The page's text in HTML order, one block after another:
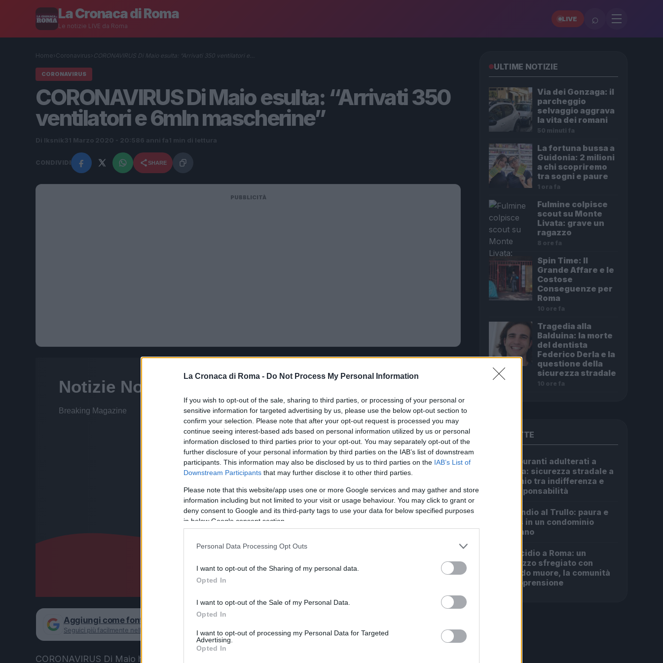
La Cronaca di Roma - Do Not Process My Personal Information
If you wish to opt-out of the sale, sharing to third parties, or processing of your personal or
sensitive information for targeted advertising by us, please use the below opt-out section to
confirm your selection. Please note that after your opt-out request is processed you may
continue seeing interest-based ads based on personal information utilized by us or personal
information disclosed to third parties prior to your opt-out. You may separately opt-out of the
further disclosure of your personal information by third parties on the IAB’s list of downstream
participants. This information may also be disclosed by us to third parties on the IAB’s List of
Downstream Participants that may further disclose it to other third parties.
Please note that this website/app uses one or more Google services and may gather and store
information including but not limited to your visit or usage behaviour. You may click to grant or
deny consent to Google and its third-party tags to use your data for below specified purposes
in below Google consent section.
Personal Data Processing Opt Outs
I want to opt-out of the Sharing of my personal data.
Opted In
I want to opt-out of the Sale of my Personal Data.
Opted In
I want to opt-out of processing my Personal Data for Targeted
Advertising.
Opted In
La Cronaca di Roma
Le notizie LIVE da Roma
LIVE ⌕
Home› Coronavirus› CORONAVIRUS Di Maio esulta: “Arrivati 350 ventilatori e…
CORONAVIRUS
CORONAVIRUS Di Maio esulta: “Arrivati 350
ventilatori e 6mln mascherine”
Di Iksnik31 Marzo 2020 - 20:586 anni fa 1 min di lettura
CONDIVIDI SHARE
PUBBLICITÀ
Aggiungi come fonte preferita su Google
Seguici più facilmente nelle notizie consigliate
CORONAVIRUS Di Maio ha annunciato dalla sua pagina Facebook che sono arrivati proprio quest’oggi
ULTIME NOTIZIE
Via dei Gonzaga: il
parcheggio
selvaggio aggrava
la vita dei romani
50 minuti fa
La fortuna bussa a
Guidonia: 2 milioni
a chi scopriremo
tra sogni e paure
1 ora fa
Fulmine colpisce
scout su Monte
Livata: grave un
ragazzo
8 ore fa
Spin Time: Il
Grande Affare e le
Costose
Conseguenze per
Roma
10 ore fa
Tragedia alla
Balduina: la morte
del dentista
Federico Derla e la
questione della
sicurezza stradale
10 ore fa
PIÙ LETTE
Carburanti adulterati a
Roma: sicurezza stradale a
rischio tra indifferenza e
irresponsabilità
Incendio al Trullo: paura e
caos in un condominio
romano
Omicidio a Roma: un
ragazzo sfregiato con
l’acido muore, la comunità
in apprensione